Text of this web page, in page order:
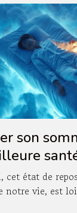
son
les
cet état de
notre vie, est